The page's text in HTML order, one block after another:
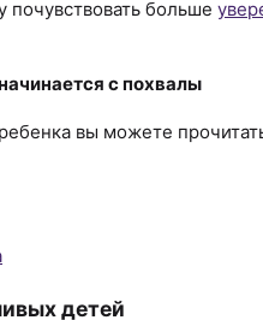
больше
с похвалы
вы можете
детей